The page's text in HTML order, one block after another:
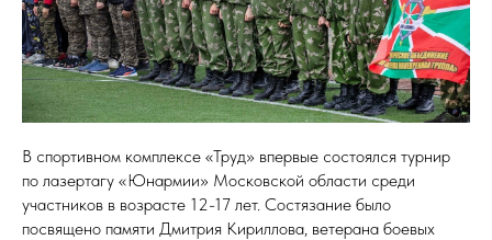
В спортивном комплексе «Труд» впервые состоялся турнир
по лазертагу «Юнармии» Московской области среди
участников в возрасте 12-17 лет. Состязание было
посвящено памяти Дмитрия Кириллова, ветерана боевых